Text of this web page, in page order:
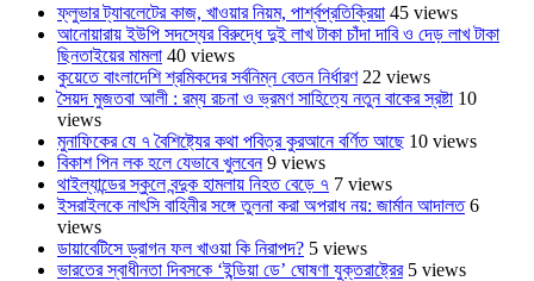
ফ্লুভার ট্যাবলেটের কাজ, খাওয়ার নিয়ম, পার্শ্বপ্রতিক্রিয়া 45 views
আনোয়ারায় ইউপি সদস্যের বিরুদ্ধে দুই লাখ টাকা চাঁদা দাবি ও দেড় লাখ টাকা
ছিনতাইয়ের মামলা 40 views
কুয়েতে বাংলাদেশি শ্রমিকদের সর্বনিম্ন বেতন নির্ধারণ 22 views
সৈয়দ মুজতবা আলী : রম্য রচনা ও ভ্রমণ সাহিত্যে নতুন বাকের স্রষ্টা 10
views
মুনাফিকের যে ৭ বৈশিষ্ট্যের কথা পবিত্র কুরআনে বর্ণিত আছে 10 views
বিকাশ পিন লক হলে যেভাবে খুলবেন 9 views
থাইল্যান্ডের স্কুলে বন্দুক হামলায় নিহত বেড়ে ৭ 7 views
ইসরাইলকে নাৎসি বাহিনীর সঙ্গে তুলনা করা অপরাধ নয়: জার্মান আদালত 6
views
ডায়াবেটিসে ড্রাগন ফল খাওয়া কি নিরাপদ? 5 views
ভারতের স্বাধীনতা দিবসকে ‘ইন্ডিয়া ডে’ ঘোষণা যুক্তরাষ্ট্রের 5 views